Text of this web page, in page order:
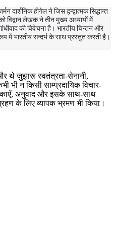
हीगेल ने जिस द्वन्द्वात्मक सिद्धान्त
विद्वान लेखक ने तीन मुख्य अध्यायों में
की विवेचना है। भारतीय चिन्तन और
रूप में भारतीय सन्दर्भ के साथ प्रस्तुत करती है।
और थे जुझारू स्वतंत्रता-सेनानी,
न किसी साम्प्रदायिक विचार-
अनुवाद और इसके साथ-साथ
के लिए व्यापक भ्रमण भी किया।